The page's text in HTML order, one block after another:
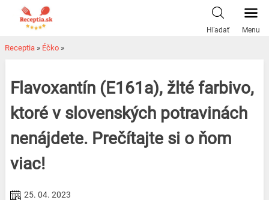
Hľadať Menu
Receptia » Éčko »
Flavoxantín (E161a), žlté farbivo,
ktoré v slovenských potravinách
nenájdete. Prečítajte si o ňom
viac!
25. 04. 2023